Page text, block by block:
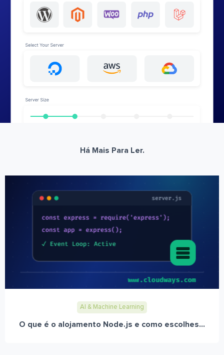
Há Mais Para Ler.
AI & Machine Learning
O que é o alojamento Node.js e como escolhes...